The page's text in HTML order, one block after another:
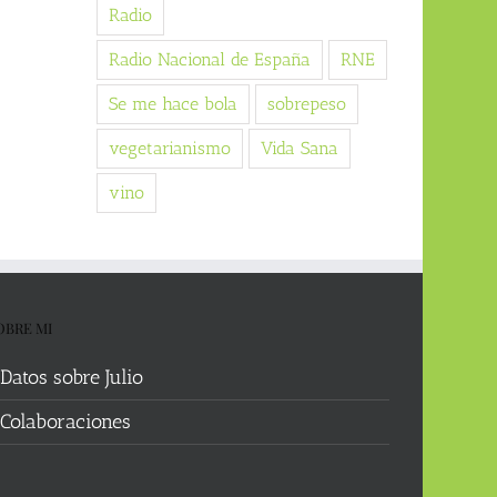
Radio
Radio Nacional de España RNE
Se me hace bola sobrepeso
vegetarianismo Vida Sana
vino
MI
Datos sobre Julio
Colaboraciones